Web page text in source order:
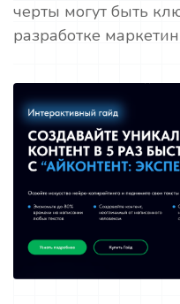
черты могут быть
разработке